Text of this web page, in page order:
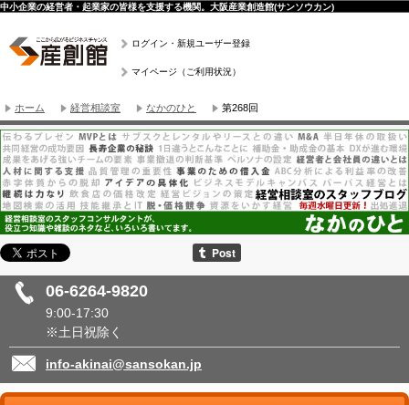
中小企業の経営者・起業家の皆様を支援する機関。大阪産業創造館(サンソウカン)
ログイン・新規ユーザー登録
マイページ（ご利用状況）
ホーム 経営相談室 なかのひと 第268回
06-6264-9820
9:00-17:30
※土日祝除く
info-akinai@sansokan.jp